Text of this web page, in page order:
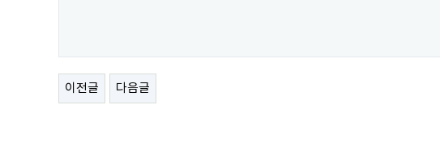
이전글 다음글